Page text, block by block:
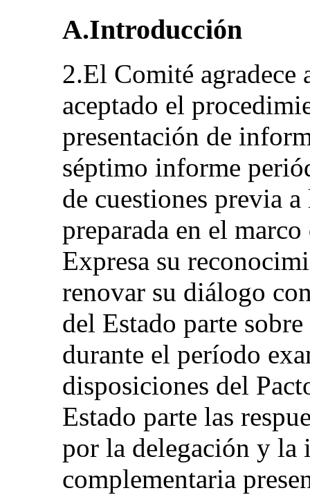
A.Introducción
2.El Comité agradece
aceptado el
presentación de
séptimo informe
de cuestiones previa
preparada en el
Expresa su
renovar su diálogo
del Estado parte
durante el período
disposiciones del
Estado parte las
por la delegación y la
complementaria